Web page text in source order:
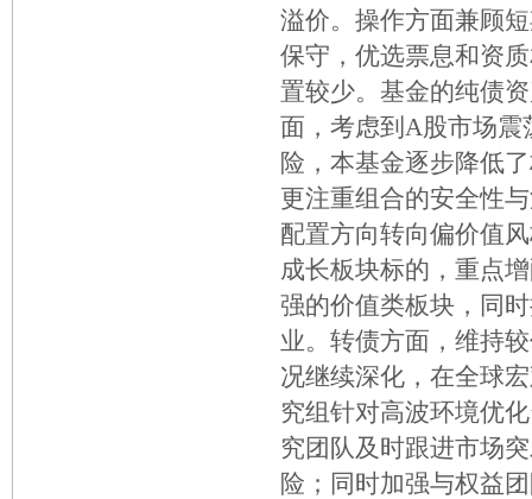
溢价。操作方面兼顾
保守，优选票息和资
置较少。基金的纯债
面，考虑到A股市场
险，本基金逐步降低
更注重组合的安全性
配置方向转向偏价值
成长板块标的，重点
强的价值类板块，同
业。转债方面，维持
况继续深化，在全球
究组针对高波环境优
究团队及时跟进市场
险；同时加强与权益